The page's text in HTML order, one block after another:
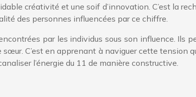
créativité et une soif d’innovation. C’est la
des personnes influencées par ce chiffre.
par les individus sous son influence. Ils
C’est en apprenant à naviguer cette
l’énergie du 11 de manière constructive.